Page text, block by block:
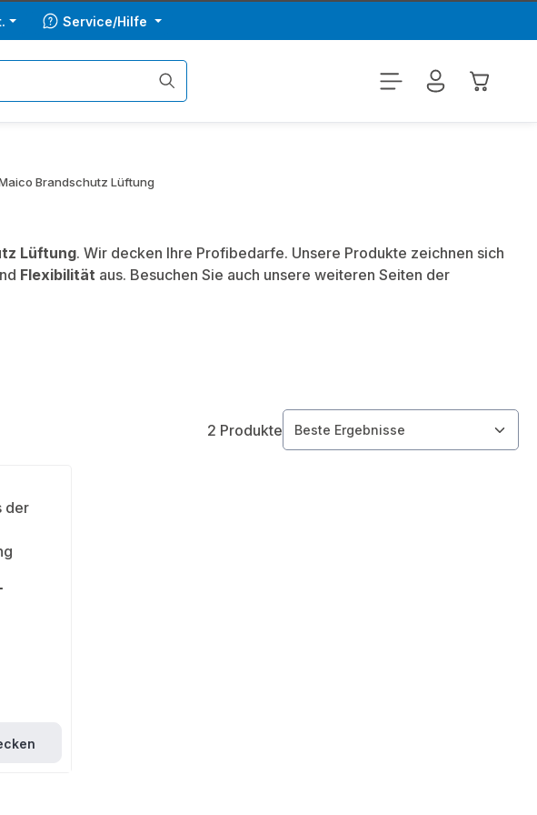
Service/Hilfe
Brandschutz Lüftung
Lüftung. Wir decken Ihre Profibedarfe. Unsere Produkte zeichnen sich
Flexibilität aus. Besuchen Sie auch unsere weiteren Seiten der
2 Produkte